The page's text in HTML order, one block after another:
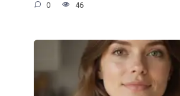
0 46